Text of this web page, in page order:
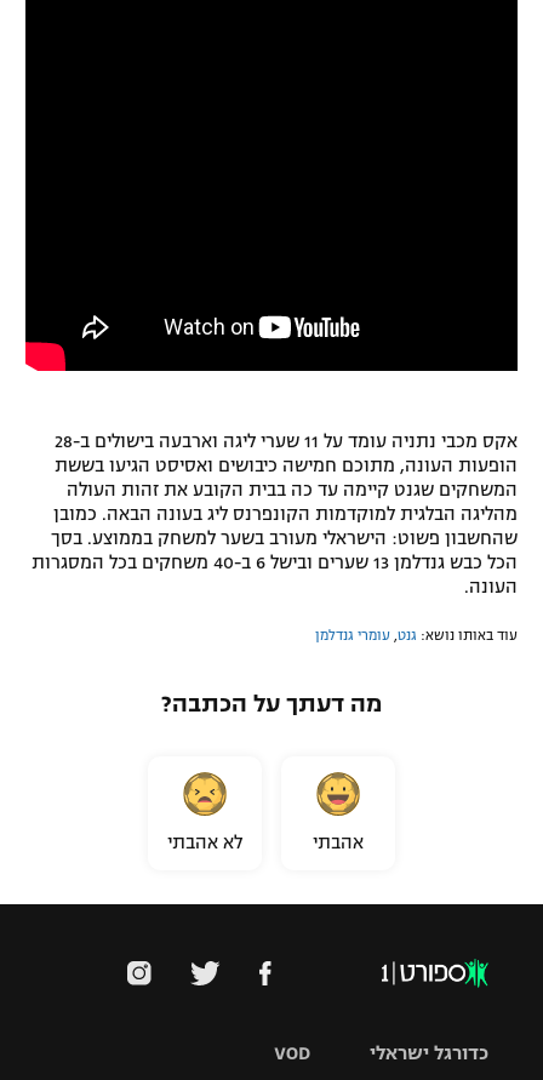
אקס מכבי נתניה עומד על 11 שערי ליגה וארבעה בישולים ב-28
הופעות העונה, מתוכם חמישה כיבושים ואסיסט הגיעו בששת
המשחקים שגנט קיימה עד כה בבית הקובע את זהות העולה
מהליגה הבלגית למוקדמות הקונפרנס ליג בעונה הבאה. כמובן
שהחשבון פשוט: הישראלי מעורב בשער למשחק בממוצע. בסך
הכל כבש גנדלמן 13 שערים ובישל 6 ב-40 משחקים בכל המסגרות
העונה.
עוד באותו נושא: גנט עומרי גנדלמן
מה דעתך על הכתבה?
אהבתי לא אהבתי
VOD כדורגל ישראלי